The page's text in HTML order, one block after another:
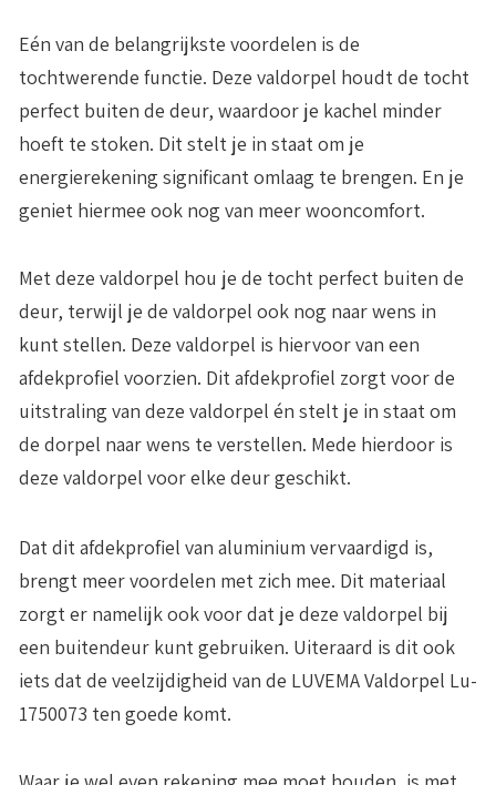
Eén van de belangrijkste voordelen is de
tochtwerende functie. Deze valdorpel houdt de tocht
perfect buiten de deur, waardoor je kachel minder
hoeft te stoken. Dit stelt je in staat om je
energierekening significant omlaag te brengen. En je
geniet hiermee ook nog van meer wooncomfort.
Met deze valdorpel hou je de tocht perfect buiten de
deur, terwijl je de valdorpel ook nog naar wens in
kunt stellen. Deze valdorpel is hiervoor van een
afdekprofiel voorzien. Dit afdekprofiel zorgt voor de
uitstraling van deze valdorpel én stelt je in staat om
de dorpel naar wens te verstellen. Mede hierdoor is
deze valdorpel voorelke deur geschikt.
Dat dit afdekprofiel van aluminium vervaardigd is,
brengt meer voordelen met zich mee. Dit materiaal
zorgt er namelijk ook voor dat je deze valdorpel bij
een buitendeur kunt gebruiken. Uiteraard is dit ook
iets dat de veelzijdigheid van de LUVEMA Valdorpel Lu-
1750073 ten goede komt.